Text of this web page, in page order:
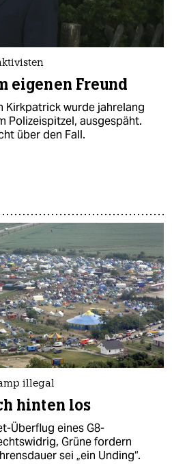
eigenen Freund
Kirkpatrick wurde jahrelang
Polizeispitzel, ausgespäht.
über den Fall.
illegal
hinten los
Überflug eines G8-
Grüne fordern
sei „ein Unding“.